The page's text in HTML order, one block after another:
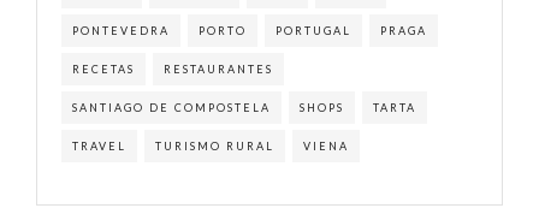
PONTEVEDRA PORTO PORTUGAL PRAGA
RECETAS RESTAURANTES
SANTIAGO DE COMPOSTELA SHOPS TARTA
TRAVEL TURISMO RURAL VIENA